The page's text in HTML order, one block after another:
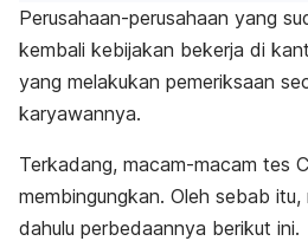
Perusahaan-perusahaan yang
kembali kebijakan bekerja di
yang melakukan pemeriksaan
karyawannya.
Terkadang, macam-macam tes
membingungkan. Oleh sebab
dahulu perbedaannya berikut ini.